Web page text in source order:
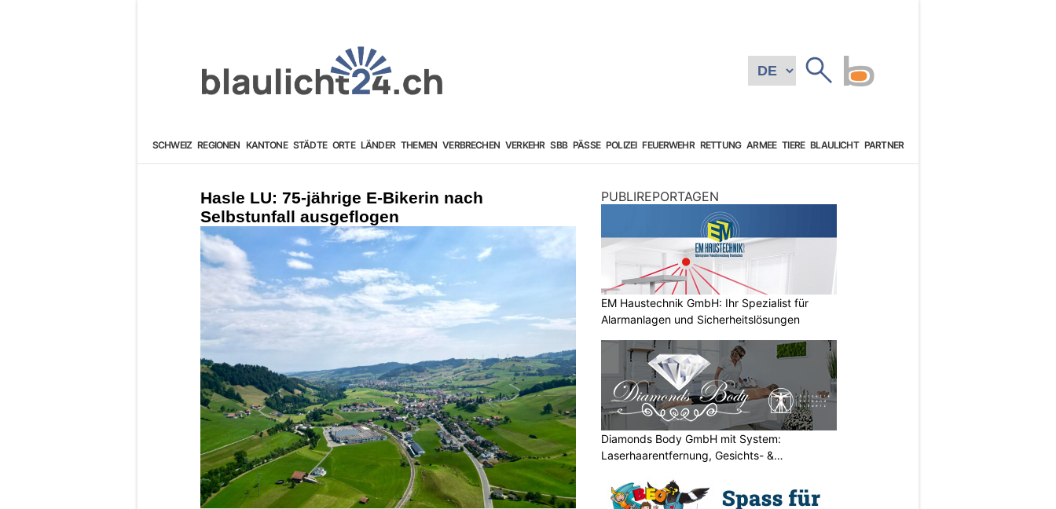
SCHWEIZ REGIONEN KANTONE STÄDTE ORTE LÄNDER THEMEN VERBRECHEN VERKEHR SBB PÄSSE POLIZEI FEUERWEHR RETTUNG ARMEE TIERE BLAULICHT PARTNER
Hasle LU: 75-jährige E-Bikerin nach
Selbstunfall ausgeflogen
PUBLIREPORTAGEN
EM Haustechnik GmbH: Ihr Spezialist für
Alarmanlagen und Sicherheitslösungen
Diamonds Body GmbH mit System:
Laserhaarentfernung, Gesichts- &